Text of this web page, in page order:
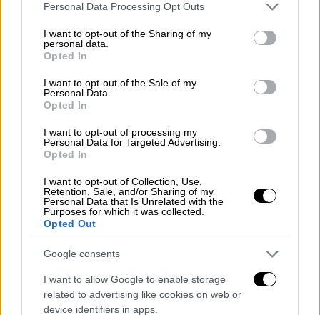
Please note that this website/app uses one or more Google
not limited to your visit or usage behaviour. You may click to
grant or deny consent to Google and its third-party tags to
use your data for below specified purposes in below Google
consent section.
Personal Data Processing Opt Outs
I want to opt-out of the Sharing of my
personal data.
Opted In
I want to opt-out of the Sale of my
Personal Data.
Opted In
I want to opt-out of processing my
Personal Data for Targeted Advertising.
Opted In
I want to opt-out of Collection, Use,
Retention, Sale, and/or Sharing of my
Personal Data that Is Unrelated with the
Purposes for which it was collected.
Opted Out
Google consents
I want to allow Google to enable storage
related to advertising like cookies on web or
device identifiers in apps.
στη λάθος μετάγγιση στο Τζάνειο
Νοσοκομείο - Πώς έκανε το τραγικό
σφάλμα ο νοσηλευτής
μεθεπόμενη μέρα και να διαπιστωθεί ότι
είχε διάτρηση στομάχου. Εισάγεται
εσπευσμένα πια στη χειρουργική Ρεθύμνου
για να γίνει επέμβαση. Γίνεται, απόλυτα
επιτυχημένη κατά τον διευθυντή της
χειρουργικής. Ξαφνικά, λίγες ώρες μετά, την
Τρίτη 2 Οκτωβρίου
, η γυναίκα αρχίζει
και κατάρρευση
του οργανισμού», περιγράφει ο κ. Ζαγκανάς.